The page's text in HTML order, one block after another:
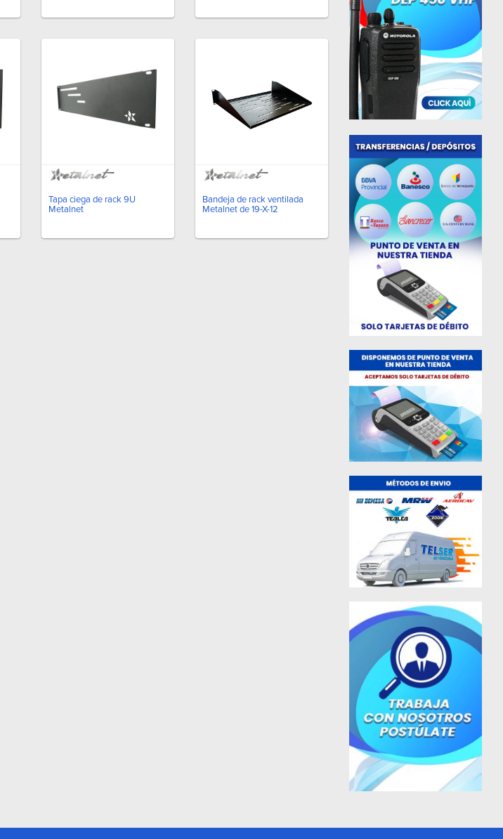
Tapa ciega de rack 9U
Metalnet
Bandeja de rack ventilada
Metalnet de 19-X-12